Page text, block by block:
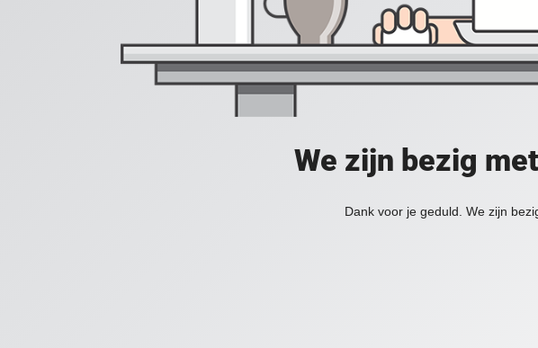
We zijn bezig
Dank voor je geduld. We zijn